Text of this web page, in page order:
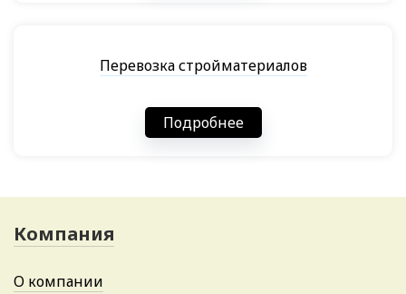
Перевозка стройматериалов
Подробнее
Компания
О компании